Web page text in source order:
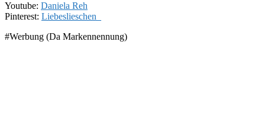
Youtube: Daniela Reh
Pinterest: Liebeslieschen_
#Werbung (Da Markennennung)